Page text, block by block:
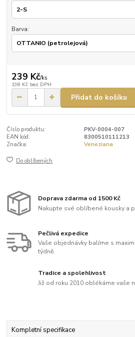
Barva:
239 Kč/ks
198 Kč bez DPH
Přidat do košíku
Číslo produktu:
PKV-0004-007
EAN kód:
8300510111213
Značka:
Veneziana
Do oblíbených
Doprava zdarma od 1500 Kč
Nakupte své oblíbené kousky a
Pečlivá expedice
Vaše objednávky balíme s
týdně.
Tradice a spolehlivost
Již od roku 2010 oblékáme vaše
Kompletní specifikace